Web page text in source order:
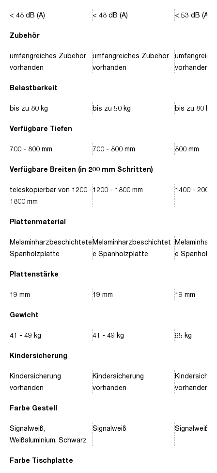
Zubehör
Belastbarkeit
Verfügbare Tiefen
Verfügbare Breiten (in 200 mm Schritten)
Plattenmaterial
Plattenstärke
Gewicht
Kindersicherung
Farbe Gestell
Farbe Tischplatte
< 48 dB (A)
umfangreiches Zubehör
vorhanden
bis zu 80 kg
700 - 800 mm
teleskopierbar von 1200 -
1800 mm
Melaminharzbeschichtete
Spanholzplatte
19 mm
41 - 49 kg
Kindersicherung
vorhanden
Signalweiß,
Weißaluminium, Schwarz
< 48 dB (A)
umfangreiches Zubehör
vorhanden
bis zu 50 kg
700 - 800 mm
1200 - 1800 mm
Melaminharzbeschichtet
e Spanholzplatte
19 mm
41 - 49 kg
Kindersicherung
vorhanden
Signalweiß
< 53 dB (A)
vorhanden
bis zu 80 kg
800 mm
1400 - 2000
e
19 mm
65 kg
vorhanden
Signalweiß,